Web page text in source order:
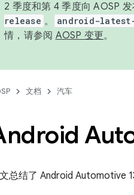
2 季度和第 4 季度向 AOSP
release 。 android-
情，请参阅 AOSP 变更。
文档 汽车
总结了 Android Automotive